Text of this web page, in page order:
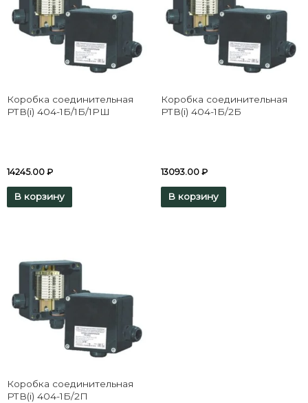
Коробка соединительная
РТВ(i) 404-1Б/1Б/1РШ
14245.00 ₽
В корзину
Коробка соединительная
РТВ(i) 404-1Б/2Б
13093.00 ₽
В корзину
Коробка соединительная
РТВ(i) 404-1Б/2П